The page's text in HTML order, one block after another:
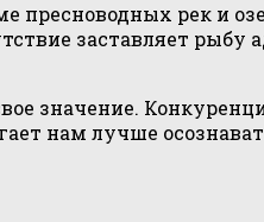
рек и
заставляет рыбу
значение.
нам лучше